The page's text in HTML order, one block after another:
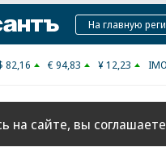
КоммерсантъНа главную
82,16 € 94,83 ¥ 12,23
на сайте, вы